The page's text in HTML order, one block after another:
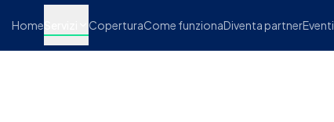
Home CoperturaCome funzionaDiventa partnerEventi